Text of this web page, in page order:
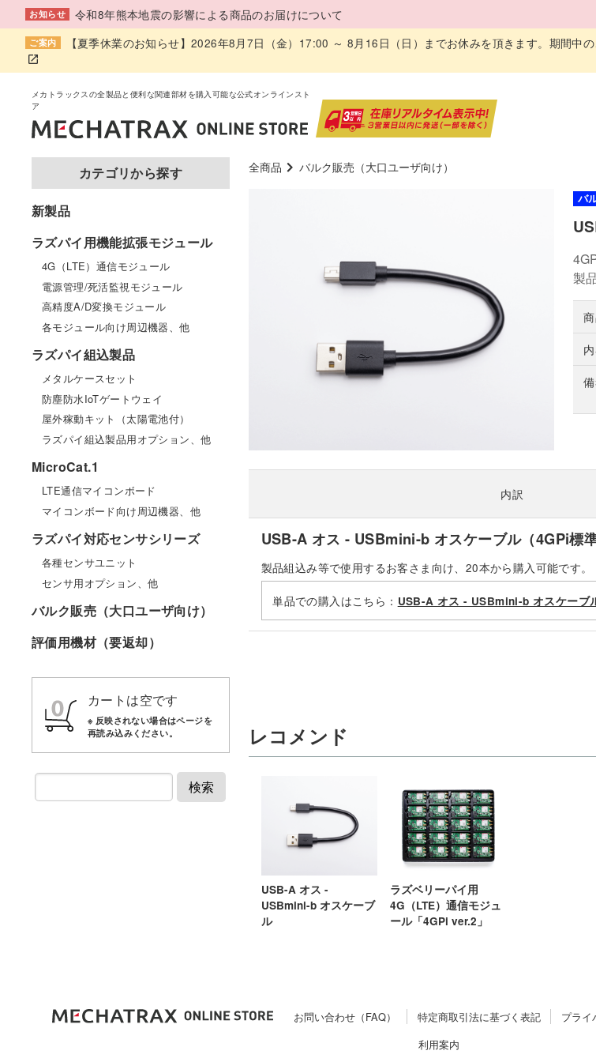
お知らせ 令和8年熊本地震の影響による商品のお届けについて
ご案内 【夏季休業のお知らせ】2026年8月7日（金）17:00 ～ 8月16日（日）までお休みを頂きます。期間中
全商品 バルク販売（大口ユーザ向け）
バ
製
内訳
USB-A オス - USBmini-b オスケーブル（4GPi標準
製品組込み等で使用するお客さま向け、20本から購入可能です。
単品での購入はこちら： USB-A オス - USBmini-b オスケーブ
レコメンド
USB-A オス -
USBmini-b オスケーブ
ル
ラズベリーパイ用
4G（LTE）通信モジュ
ール「4GPi ver.2」
カテゴリから探す
新製品
ラズパイ用機能拡張モジュール
4G（LTE）通信モジュール
電源管理/死活監視モジュール
高精度A/D変換モジュール
各モジュール向け周辺機器、他
ラズパイ組込製品
メタルケースセット
防塵防水IoTゲートウェイ
屋外稼動キット（太陽電池付）
ラズパイ組込製品用オプション、他
MicroCat.1
LTE通信マイコンボード
マイコンボード向け周辺機器、他
ラズパイ対応センサシリーズ
各種センサユニット
センサ用オプション、他
バルク販売（大口ユーザ向け）
評価用機材（要返却）
カートは空です
検索
お問い合わせ（FAQ） 特定商取引法に基づく表記 プライ
利用案内